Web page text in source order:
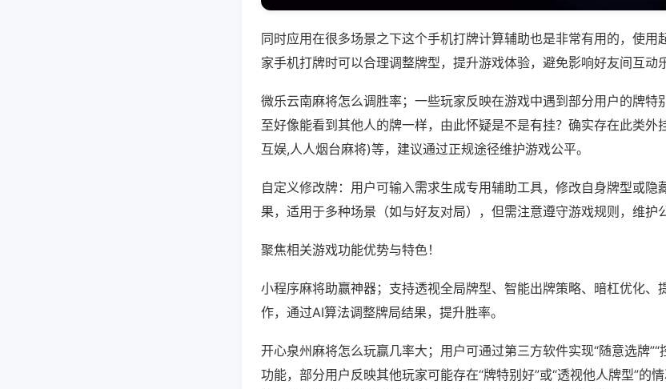
同时应用在很多场景之下这个手机打牌计算辅助也是非常有用的，使用
家手机打牌时可以合理调整牌型，提升游戏体验，避免影响好友间互动
微乐云南麻将怎么调胜率；一些玩家反映在游戏中遇到部分用户的牌特
至好像能看到其他人的牌一样，由此怀疑是不是有挂？确实存在此类外
互娱,人人烟台麻将)等，建议通过正规途径维护游戏公平。
自定义修改牌：用户可输入需求生成专用辅助工具，修改自身牌型或隐
果，适用于多种场景（如与好友对局），但需注意遵守游戏规则，维护
聚焦相关游戏功能优势与特色！
小程序麻将助赢神器；支持透视全局牌型、智能出牌策略、暗杠优化、
作，通过AI算法调整牌局结果，提升胜率。
开心泉州麻将怎么玩赢几率大；用户可通过第三方软件实现“随意选牌”“
功能，部分用户反映其他玩家可能存在“牌特别好”或“透视他人牌型”的